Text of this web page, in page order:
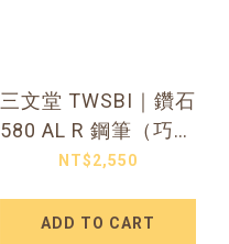
三文堂 TWSBI｜鑽石
580 AL R 鋼筆（巧克
力咖啡）
NT$2,550
ADD TO CART